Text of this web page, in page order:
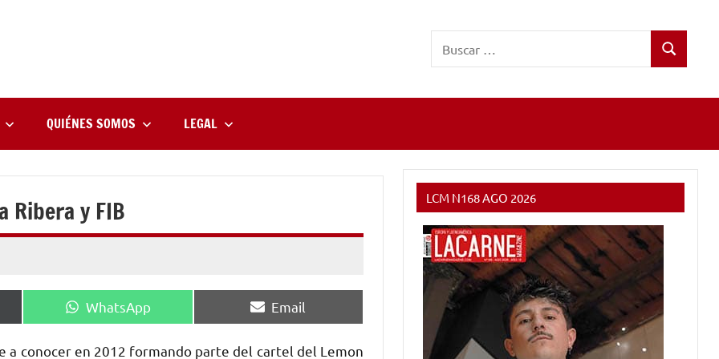
Buscar
QUIÉNES SOMOS LEGAL
Ribera y FIB
Compartir
en
WhatsApp
Compartir
en
Email
a conocer en 2012 formando parte del cartel del Lemon
LCM N168 AGO 2026